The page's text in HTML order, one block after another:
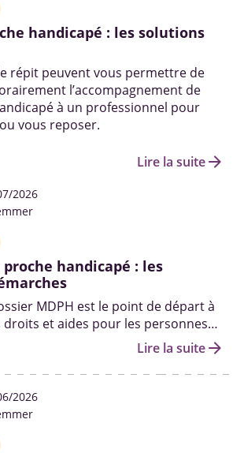
handicapé : les solutions
répit peuvent vous permettre de
l’accompagnement de
à un professionnel pour
vous reposer.
Lire la suitearrow_forward
2026
proche handicapé : les
MDPH est le point de départ à
droits et aides pour les personnes
handicap. Qui peut vous aider à le
sont les autres démarches pour
? On fait le point.
Lire la suitearrow_forward
2026